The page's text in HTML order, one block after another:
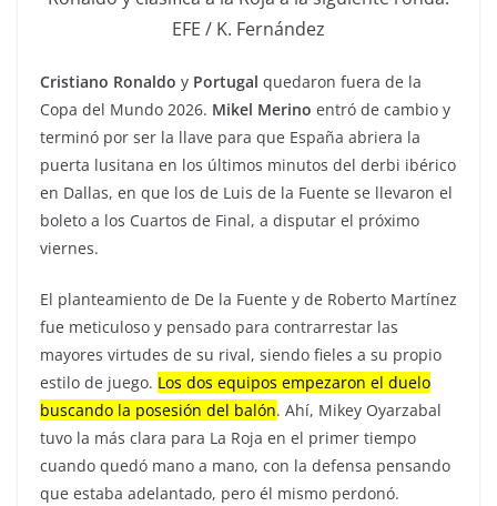
EFE / K. Fernández
Cristiano Ronaldo y Portugal quedaron fuera de la
Copa del Mundo 2026. Mikel Merino entró de cambio y
terminó por ser la llave para que España abriera la
puerta lusitana en los últimos minutos del derbi ibérico
en Dallas, en que los de Luis de la Fuente se llevaron el
boleto a los Cuartos de Final, a disputar el próximo
viernes.
El planteamiento de De la Fuente y de Roberto Martínez
fue meticuloso y pensado para contrarrestar las
mayores virtudes de su rival, siendo fieles a su propio
estilo de juego. Los dos equipos empezaron el duelo
buscando la posesión del balón. Ahí, Mikey Oyarzabal
tuvo la más clara para La Roja en el primer tiempo
cuando quedó mano a mano, con la defensa pensando
que estaba adelantado, pero él mismo perdonó.